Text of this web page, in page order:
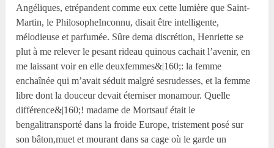
Angéliques, etrépandent comme eux cette lumière que Saint-
Martin, le PhilosopheInconnu, disait être intelligente,
mélodieuse et parfumée. Sûre dema discrétion, Henriette se
plut à me relever le pesant rideau quinous cachait l’avenir, en
me laissant voir en elle deuxfemmes&|160;: la femme
enchaînée qui m’avait séduit malgré sesrudesses, et la femme
libre dont la douceur devait éterniser monamour. Quelle
différence&|160;! madame de Mortsauf était le
bengalitransporté dans la froide Europe, tristement posé sur
son bâton,muet et mourant dans sa cage où le garde un